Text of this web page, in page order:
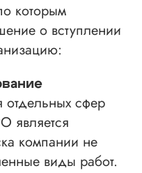
которым
о вступлении
сфер
является
компании не
виды работ.